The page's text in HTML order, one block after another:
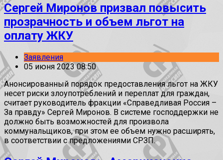
Сергей Миронов призвал повысить
прозрачность и объем льгот на
оплату ЖКУ
Заявления
05 июня 2023 08:50
Анонсированный порядок предоставления льгот на ЖКУ
несет риски злоупотреблений и переплат для граждан,
считает руководитель фракции «Справедливая Россия –
За правду» Сергей Миронов. В системе господдержки не
должно быть возможностей для произвола
коммунальщиков, при этом ее объем нужно расширять,
в соответствии с предложениями СРЗП.